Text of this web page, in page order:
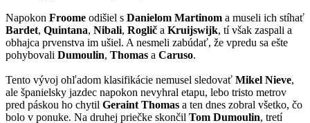
Napokon Froome odišiel s Danielom Martinom a museli ich stíhať
Bardet, Quintana, Nibali, Roglič a Kruijswijk, tí však zaspali a
obhajca prvenstva im ušiel. A nesmeli zabúdať, že vpredu sa ešte
pohybovali Dumoulin, Thomas a Caruso.
Tento vývoj ohľadom klasifikácie nemusel sledovať Mikel Nieve,
ale španielsky jazdec napokon nevyhral etapu, lebo tristo metrov
pred páskou ho chytil Geraint Thomas a ten dnes zobral všetko, čo
bolo v ponuke. Na druhej priečke skončil Tom Dumoulin, tretí